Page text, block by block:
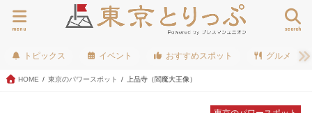
search
menu
トピックス イベント おすすめスポット グルメ
HOME 東京のパワースポット 上品寺（閻魔大王像）